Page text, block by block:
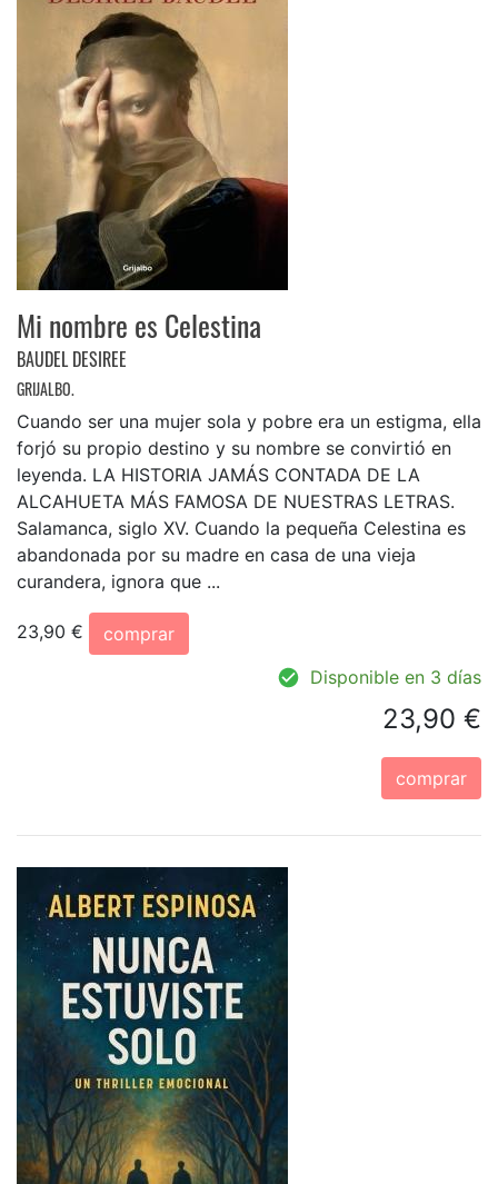
Mi nombre es Celestina
BAUDEL DESIREE
GRIJALBO.
Cuando ser una mujer sola y pobre era un estigma, ella
forjó su propio destino y su nombre se convirtió en
leyenda. LA HISTORIA JAMÁS CONTADA DE LA
ALCAHUETA MÁS FAMOSA DE NUESTRAS LETRAS.
Salamanca, siglo XV. Cuando la pequeña Celestina es
abandonada por su madre en casa de una vieja
curandera, ignora que ...
23,90 €
comprar
Disponible en 3 días
23,90 €
comprar